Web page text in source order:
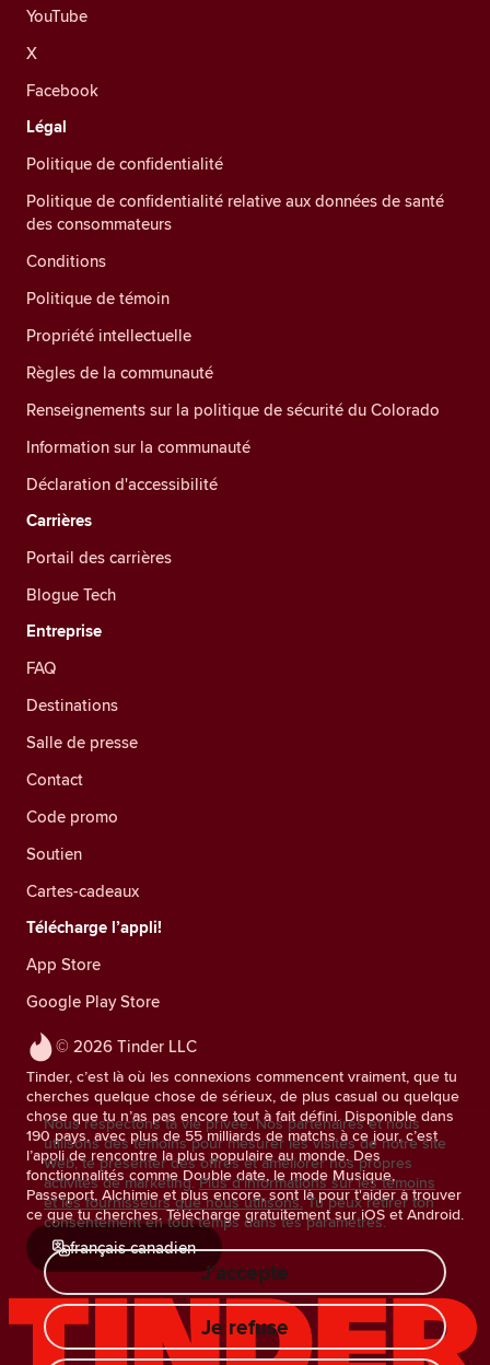
© 2026 Tinder LLC
Tinder, c’est là où les connexions commencent vraiment, que tu
cherches quelque chose de sérieux, de plus casual ou quelque
chose que tu n’as pas encore tout à fait défini. Disponible dans
190 pays, avec plus de 55 milliards de matchs à ce jour, c’est
l’appli de rencontre la plus populaire au monde. Des
fonctionnalités comme Double date, le mode Musique,
Passeport, Alchimie et plus encore, sont là pour t'aider à trouver
ce que tu cherches. Télécharge gratuitement sur iOS et Android.
français canadien
YouTube
X
Facebook
Légal
Politique de confidentialité
Politique de confidentialité relative aux données de santé
des consommateurs
Conditions
Politique de témoin
Propriété intellectuelle
Règles de la communauté
Renseignements sur la politique de sécurité du Colorado
Information sur la communauté
Déclaration d'accessibilité
Carrières
Portail des carrières
Blogue Tech
Entreprise
FAQ
Destinations
Salle de presse
Contact
Code promo
Soutien
Cartes-cadeaux
Télécharge l’appli!
App Store
Google Play Store
Nous respectons ta vie privée. Nos partenaires et nous
utilisons des témoins pour mesurer les visites de notre site
Web, te présenter des offres et améliorer nos propres
activités de marketing. Plus d'informations sur les témoins
et les fournisseurs que nous utilisons. Tu peux retirer ton
consentement en tout temps dans tes paramètres.
J'accepte
Je refuse